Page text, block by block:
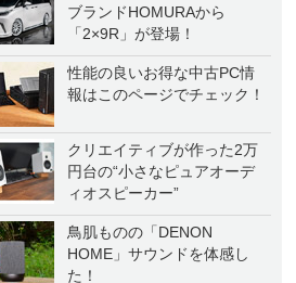
ブランドHOMURAから
「2×9R」が登場！
性能の良いお得な中古PC情
報はこのページでチェック！
クリエイティブが作った2万
円台の“小さなピュアオーデ
ィオスピーカー”
鳥肌ものの「DENON
HOME」サウンドを体感し
た！